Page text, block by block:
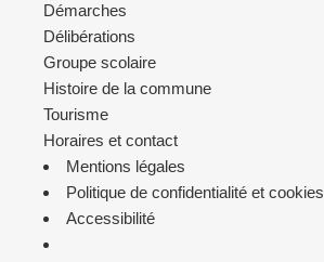
Démarches
Délibérations
Groupe scolaire
Histoire de la commune
Tourisme
Horaires et contact
Mentions légales
Politique de confidentialité et cookies
Accessibilité